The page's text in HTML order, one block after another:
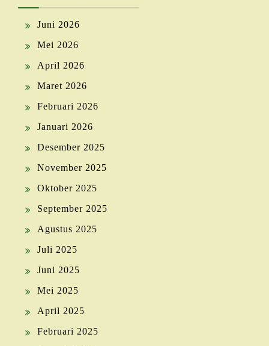
Juni 2026
Mei 2026
April 2026
Maret 2026
Februari 2026
Januari 2026
Desember 2025
November 2025
Oktober 2025
September 2025
Agustus 2025
Juli 2025
Juni 2025
Mei 2025
April 2025
Februari 2025